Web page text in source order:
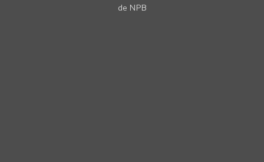
de NPB